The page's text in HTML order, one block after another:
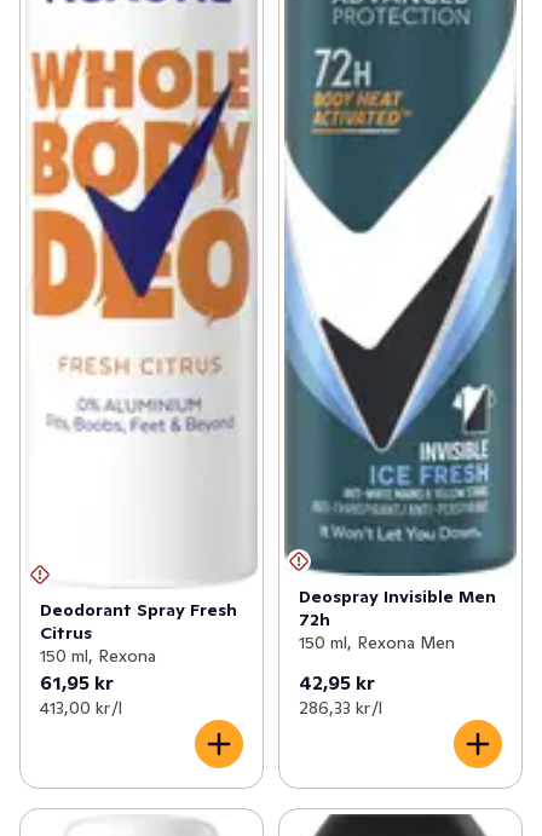
Deodorant Spray Fresh
Citrus
150 ml, Rexona
61,95 kr
413,00 kr /l
Deospray Invisible Men
72h
150 ml, Rexona Men
42,95 kr
286,33 kr /l